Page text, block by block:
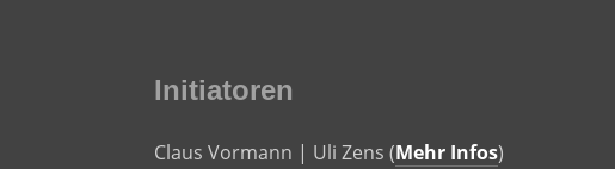
Initiatoren
Claus Vormann | Uli Zens (Mehr Infos)